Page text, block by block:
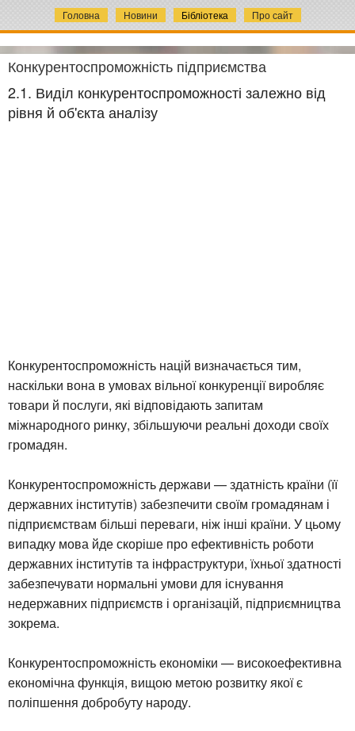
Головна Новини Бібліотека Про сайт
Конкурентоспроможність підприємства
2.1. Виділ конкурентоспроможності залежно від
рівня й об'єкта аналізу
Конкурентоспроможність націй визначається тим,
наскільки вона в умовах вільної конкуренції виробляє
товари й послуги, які відповідають запитам
міжнародного ринку, збільшуючи реальні доходи своїх
громадян.
Конкурентоспроможність держави — здатність країни (її
державних інститутів) забезпечити своїм громадянам і
підприємствам більші переваги, ніж інші країни. У цьому
випадку мова йде скоріше про ефективність роботи
державних інститутів та інфраструктури, їхньої здатності
забезпечувати нормальні умови для існування
недержавних підприємств і організацій, підприємництва
зокрема.
Конкурентоспроможність економіки — високоефективна
економічна функція, вищою метою розвитку якої є
поліпшення добробуту народу.